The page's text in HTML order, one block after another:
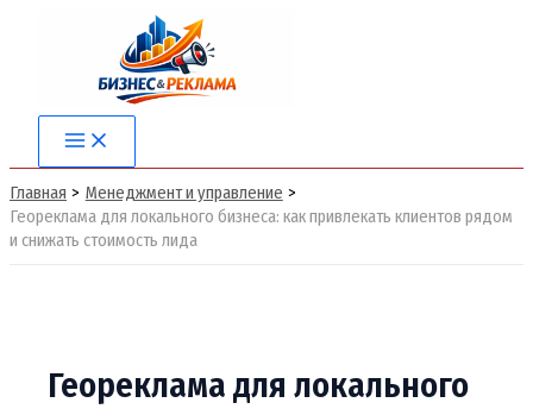
содержимому
Main
Menu
Главная
Менеджмент и управление
Геореклама для локального бизнеса: как привлекать клиентов рядом
и снижать стоимость лида
Геореклама для локального